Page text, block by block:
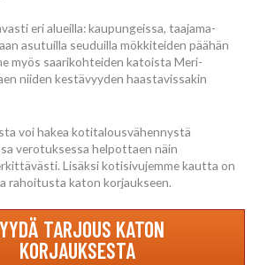
eri alueilla: kaupungeissa, taajama-
asutuilla seuduilla mökkiteiden päähän
myös saarikohteiden katoista Meri-
niiden kestävyyden haastavissakin
voi hakea kotitalousvähennystä
verotuksessa helpottaen näin
Lisäksi kotisivujemme kautta on
rahoitusta katon korjaukseen.
TARJOUS KATON
KORJAUKSESTA